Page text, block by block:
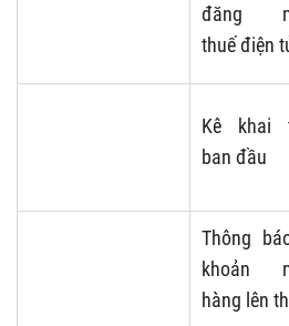
đăng
thuế điện
Kê khai
ban đầu
Thông
khoản
hàng lên